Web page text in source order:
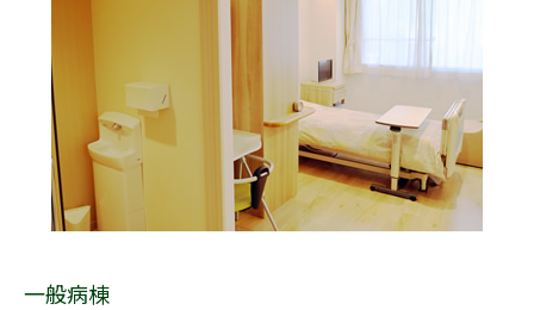
一般病棟